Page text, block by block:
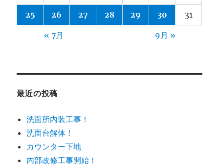
25 26 27 28 29 30 31
« 7月 9月 »
最近の投稿
洗面所内装工事！
洗面台解体！
カウンター下地
内部改修工事開始！